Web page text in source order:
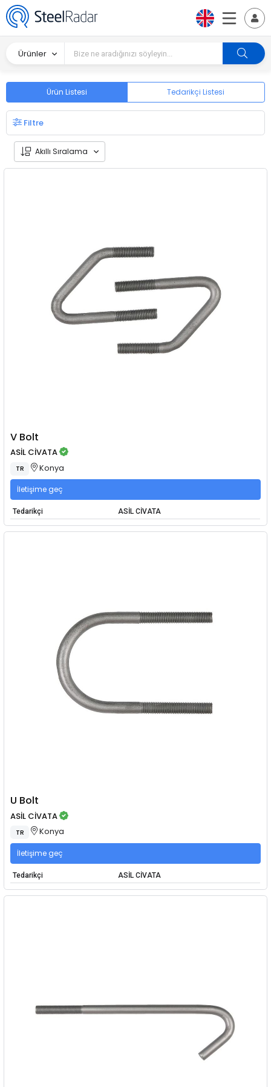
Ürünler
Ürün Listesi Tedarikçi Listesi
Filtre
Akıllı Sıralama
V Bolt
ASİL CİVATA
TR Konya
İletişime geç
Tedarikçi ASİL CİVATA
U Bolt
ASİL CİVATA
TR Konya
İletişime geç
Tedarikçi ASİL CİVATA